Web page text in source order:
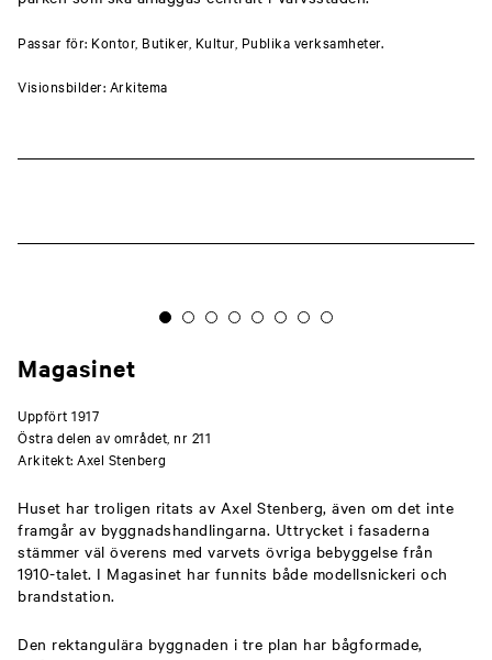
Passar för: Kontor, Butiker, Kultur, Publika verksamheter.
Visionsbilder: Arkitema
Magasinet
Uppfört 1917
Östra delen av området, nr 211
Arkitekt: Axel Stenberg
Huset har troligen ritats av Axel Stenberg, även om det inte
framgår av byggnadshandlingarna. Uttrycket i fasaderna
stämmer väl överens med varvets övriga bebyggelse från
1910-talet. I Magasinet har funnits både modellsnickeri och
brandstation.
Den rektangulära byggnaden i tre plan har bågformade,